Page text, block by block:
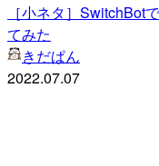
［小ネタ］SwitchBot
てみた
きだぱん
2022.07.07